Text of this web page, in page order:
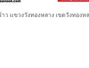
ว แขวงวังทองหลาง เขตวังทอง